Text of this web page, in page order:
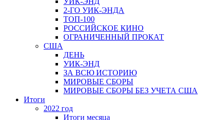
2-ГО УИК-ЭНДА
ТОП-100
РОССИЙСКОЕ КИНО
ОГРАНИЧЕННЫЙ ПРОКАТ
США
ДЕНЬ
УИК-ЭНД
ЗА ВСЮ ИСТОРИЮ
МИРОВЫЕ СБОРЫ
МИРОВЫЕ СБОРЫ БЕЗ УЧЕТА США
Итоги
2022 год
Итоги месяца